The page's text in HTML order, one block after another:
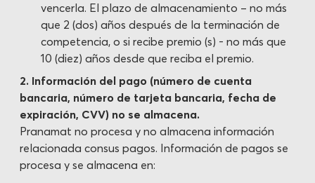
vencerla. El plazo de almacenamiento – no más
que 2 (dos) años después de la terminación de
competencia, o si recibe premio (s) - no más que
10 (diez) años desde que reciba el premio.
2. Información del pago (número de cuenta
bancaria, número de tarjeta bancaria, fecha de
expiración, CVV) no se almacena.
Pranamat no procesa y no almacena información
relacionada consus pagos. Información de pagos se
procesa y se almacena en: